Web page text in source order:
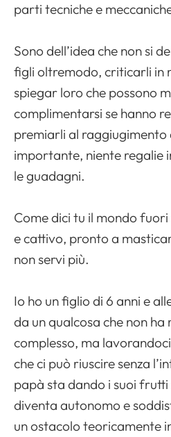
parti tecniche e
Sono dell’idea che non si
figli oltremodo, criticarli in
spiegar loro che possono
complimentarsi se hanno
premiarli al raggiugimento
importante, niente regalie
le guadagni.
Come dici tu il mondo fuori
e cattivo, pronto a
non servi più.
Io ho un figlio di 6 anni e
da un qualcosa che non
complesso, ma
che ci può riuscire senza
papà sta dando i suoi frutti
diventa autonomo e
un ostacolo teoricamente